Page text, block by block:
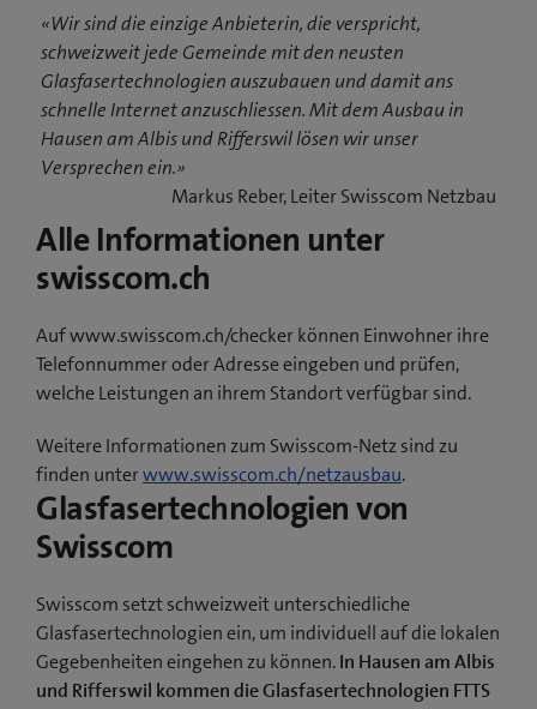
«Wir sind die einzige Anbieterin, die verspricht,
schweizweit jede Gemeinde mit den neusten
Glasfasertechnologien auszubauen und damit ans
schnelle Internet anzuschliessen. Mit dem Ausbau in
Hausen am Albis und Rifferswil lösen wir unser
Versprechen ein.»
Markus Reber, Leiter Swisscom Netzbau
Alle Informationen unter
swisscom.ch
Auf www.swisscom.ch/checker können Einwohner ihre
Telefonnummer oder Adresse eingeben und prüfen,
welche Leistungen an ihrem Standort verfügbar sind.
Weitere Informationen zum Swisscom-Netz sind zu
finden unterwww.swisscom.ch/netzausbau.
Glasfasertechnologien von
Swisscom
Swisscom setzt schweizweit unterschiedliche
Glasfasertechnologien ein, um individuell auf die lokalen
Gegebenheiten eingehen zu können.In Hausen am Albis
und Rifferswil kommen die Glasfasertechnologien FTTS